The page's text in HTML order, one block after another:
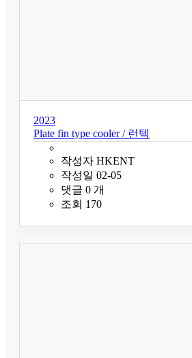
2023
Plate fin type cooler / 런텍
작성자 HKENT
작성일 02-05
댓글 0 개
조회 170